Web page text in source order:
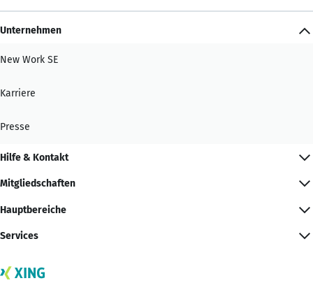
Unternehmen
New Work SE
Karriere
Presse
Hilfe & Kontakt
Mitgliedschaften
Hauptbereiche
Services